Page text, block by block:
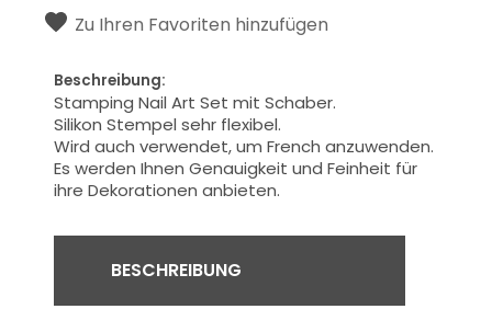
Zu Ihren Favoriten hinzufügen
Beschreibung:
Stamping Nail Art Set mit Schaber.
Silikon Stempel sehr flexibel.
Wird auch verwendet, um French anzuwenden.
Es werden Ihnen Genauigkeit und Feinheit für
ihre Dekorationen anbieten.
BESCHREIBUNG